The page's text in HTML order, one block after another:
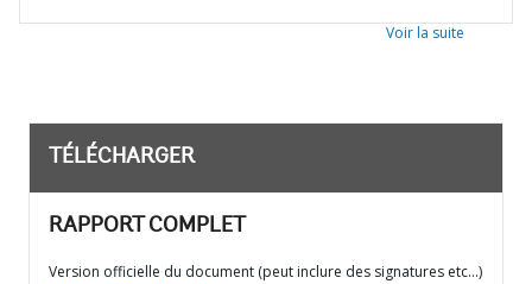
Voir la suite
TÉLÉCHARGER
RAPPORT COMPLET
Version officielle du document (peut inclure des signatures etc…)